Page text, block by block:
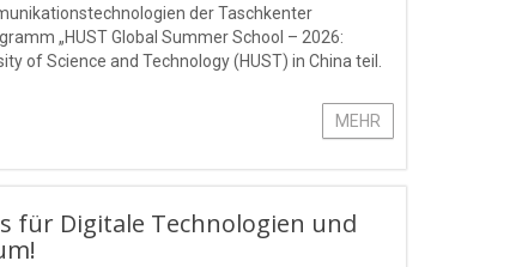
der Taschkenter
„HUST Global Summer School – 2026:
of Science and Technology (HUST) in China teil.
MEHR
für Digitale Technologien und